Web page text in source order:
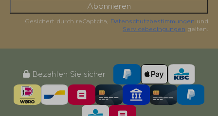
Abonnieren
Gesichert durch reCaptcha, Datenschutzbestimmungen und
Servicebedingungen gelten.
Bezahlen Sie sicher